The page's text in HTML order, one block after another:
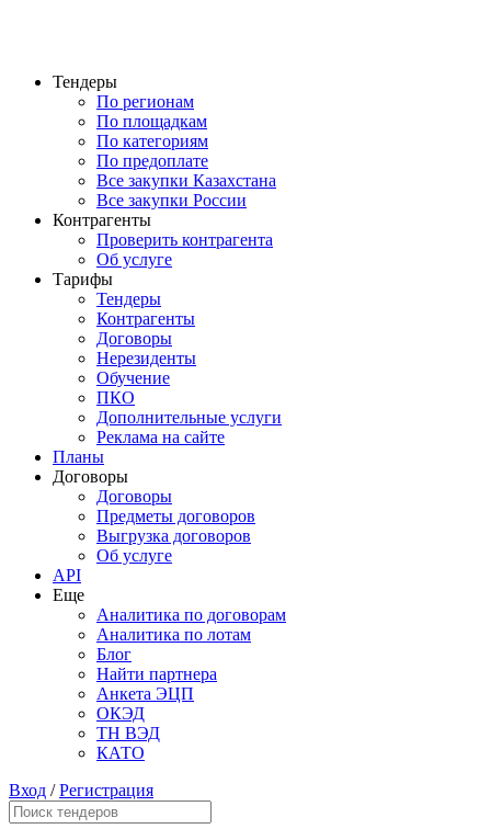
Тендеры
По регионам
По площадкам
По категориям
По предоплате
Все закупки Казахстана
Все закупки России
Контрагенты
Проверить контрагента
Об услуге
Тарифы
Тендеры
Контрагенты
Договоры
Нерезиденты
Обучение
ПКО
Дополнительные услуги
Реклама на сайте
Планы
Договоры
Договоры
Предметы договоров
Выгрузка договоров
Об услуге
API
Еще
Аналитика по договорам
Аналитика по лотам
Блог
Найти партнера
Анкета ЭЦП
ОКЭД
ТН ВЭД
КАТО
Вход /Регистрация